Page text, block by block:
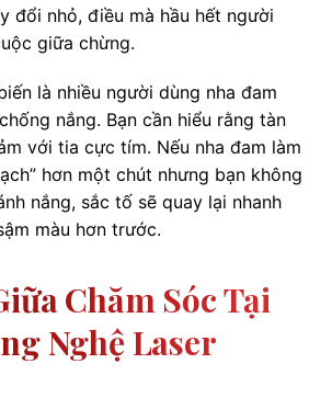
đổi nhỏ, điều mà hầu hết người
giữa chừng.
là nhiều người dùng nha đam
nắng. Bạn cần hiểu rằng tàn
với tia cực tím. Nếu nha đam làm
hơn một chút nhưng bạn không
nắng, sắc tố sẽ quay lại nhanh
màu hơn trước.
Chăm Sóc Tại
Nghệ Laser